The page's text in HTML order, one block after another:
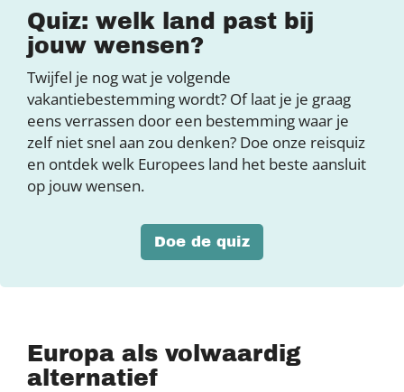
Quiz: welk land past bij
jouw wensen?
Twijfel je nog wat je volgende
vakantiebestemming wordt? Of laat je je graag
eens verrassen door een bestemming waar je
zelf niet snel aan zou denken? Doe onze reisquiz
en ontdek welk Europees land het beste aansluit
op jouw wensen.
Doe de quiz
Europa als volwaardig
alternatief